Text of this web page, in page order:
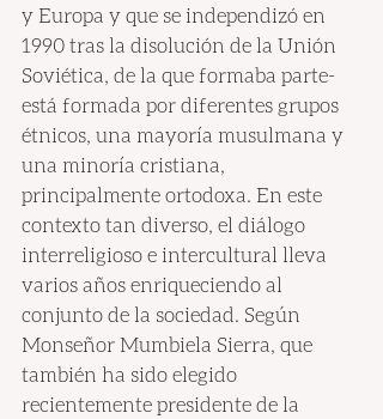
y Europa y que se independizó en
1990 tras la disolución de la Unión
Soviética, de la que formaba parte-
está formada por diferentes grupos
étnicos, una mayoría musulmana y
una minoría cristiana,
principalmente ortodoxa. En este
contexto tan diverso, el diálogo
interreligioso e intercultural lleva
varios años enriqueciendo al
conjunto de la sociedad. Según
Monseñor Mumbiela Sierra, que
también ha sido elegido
recientemente presidente de la